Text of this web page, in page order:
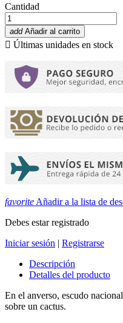
Cantidad
add Añadir al carrito
 Últimas unidades en stock
favorite Añadir a la lista de
Debes estar registrado
Iniciar sesión | Registrarse
Descripción
Detalles del producto
En el anverso, escudo
sobre un cactus.